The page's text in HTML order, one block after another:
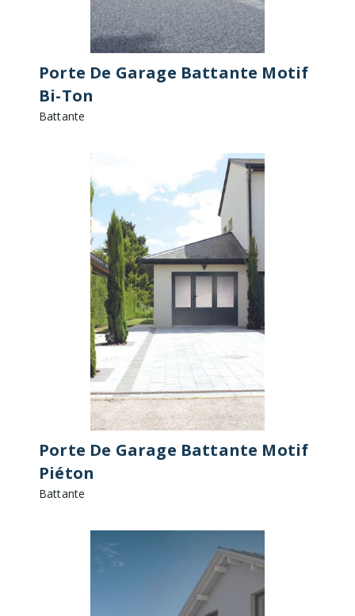
Porte De Garage Battante Motif
Bi-Ton
Battante
Porte De Garage Battante Motif
Piéton
Battante